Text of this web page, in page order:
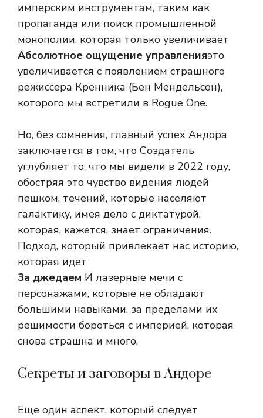
имперским инструментам, таким как
пропаганда или поиск промышленной
монополии, которая только увеличивает
Абсолютное ощущение управленияэто
увеличивается с появлением страшного
режиссера Кренника (Бен Мендельсон),
которого мы встретили в Rogue One.
Но, без сомнения, главный успех Андора
заключается в том, что Создатель
углубляет то, что мы видели в 2022 году,
обостряя это чувство видения людей
пешком, течений, которые населяют
галактику, имея дело с диктатурой,
которая, кажется, знает ограничения.
Подход, который привлекает нас историю,
которая идет
За джедаем И лазерные мечи с
персонажами, которые не обладают
большими навыками, за пределами их
решимости бороться с империей, которая
снова страшна и много.
Секреты и заговоры в Андоре
Еще один аспект, который следует